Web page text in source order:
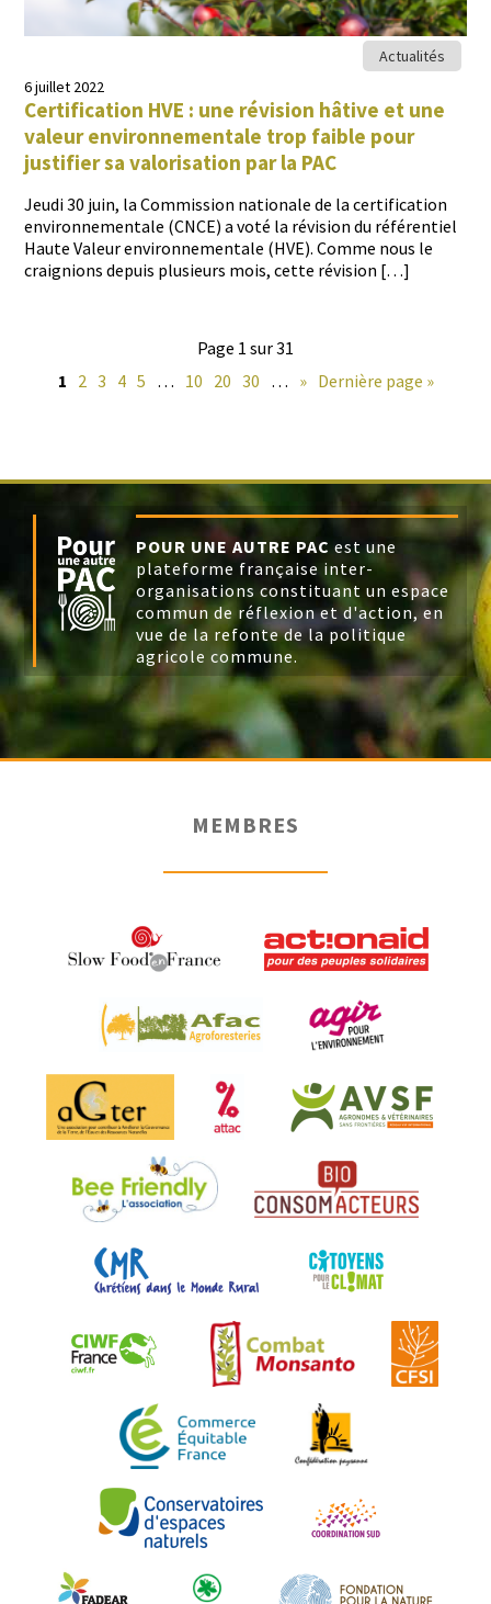
Actualités
6 juillet 2022
Certification HVE : une révision hâtive et une
valeur environnementale trop faible pour
justifier sa valorisation par la PAC
Jeu­di 30 juin, la Com­mis­sion nationale de la cer­ti­fi­ca­tion
envi­ron­nemen­tale (CNCE) a voté la révi­sion du référen­tiel
Haute Valeur envi­ron­nemen­tale (HVE). Comme nous le
craignions depuis plusieurs mois, cette révision […]
Page 1 sur 31
1 2 3 4 5 … 10 20 30 … » Dernière page »
POUR UNE AUTRE PAC est une
plateforme française inter-
organisations constituant un espace
commun de réflexion et d'action, en
vue de la refonte de la politique
agricole commune.
MEMBRES